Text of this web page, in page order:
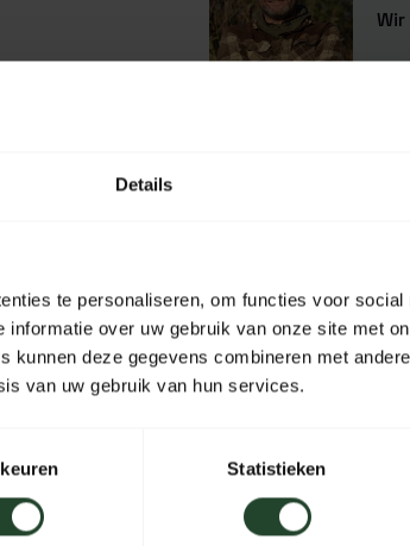
Details
te personaliseren, om functies voor social
over uw gebruik van onze site met
kunnen deze gegevens combineren met
van uw gebruik van hun services.
Statistieken
Länge
Breite
Inhalt
Farbe